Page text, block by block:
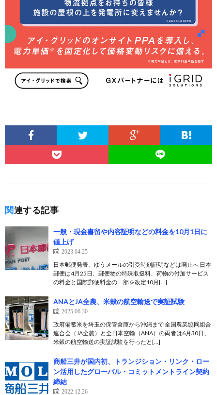
関連する記事
一般・現金書留や内容証明などの料金を10月1日に
値上げ
2023.04.25
日本郵便発表、ゆうメールの引受時刻証明などは廃止へ 日本
郵便は4月25日、郵便物の特殊取扱料、荷物の付加サービス
の料金と国際郵便料金の一部を改定10月[…]
ANAとJA全農、米穀の航空輸送で実証試験
2025.06.30
政府備蓄米を埼玉の保管倉庫から沖縄まで 全国農業協同組合
連合会（JA全農）と全日本空輸（ANA）の両者は6月30日、
米穀の航空輸送の実証試験を行ったと[…]
商船三井が国内初、トランジション・リンク・ロー
ン活用したグローバル・コミットメントライン契約
締結
2022.12.26